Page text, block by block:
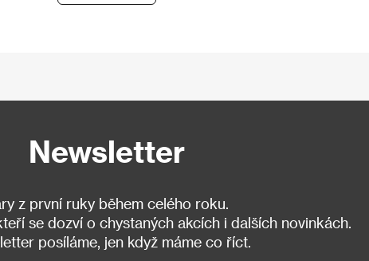
Newsletter
z první ruky během celého roku.
se dozví o chystaných akcích i dalších novinkách.
posíláme, jen když máme co říct.